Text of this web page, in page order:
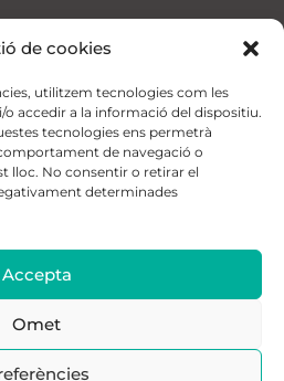
de cookies
utilitzem tecnologies com les
accedir a la informació del dispositiu.
tecnologies ens permetrà
de navegació o
lloc. No consentir o retirar el
determinades
Accepta
Omet
23
Horaris i quotes
CONTACTE